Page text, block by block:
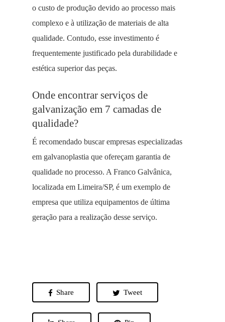
o custo de produção devido ao processo mais
complexo e à utilização de materiais de alta
qualidade. Contudo, esse investimento é
frequentemente justificado pela durabilidade e
estética superior das peças.
Onde encontrar serviços de
galvanização em 7 camadas de
qualidade?
É recomendado buscar empresas especializadas
em galvanoplastia que ofereçam garantia de
qualidade no processo. A Franco Galvânica,
localizada em Limeira/SP, é um exemplo de
empresa que utiliza equipamentos de última
geração para a realização desse serviço.
Share Tweet